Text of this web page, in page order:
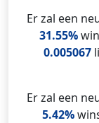
Er zal een
31.55%
0.005067
Er zal een
5.42%